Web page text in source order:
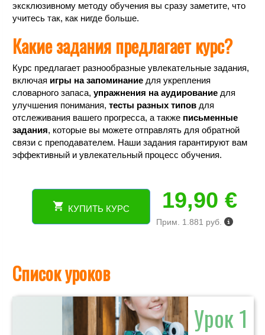
эксклюзивному методу обучения вы сразу заметите, что
учитесь так, как нигде больше.
Какие задания предлагает курс?
Курс предлагает разнообразные увлекательные задания,
включая игры на запоминание для укрепления
словарного запаса, упражнения на аудирование для
улучшения понимания, тесты разных типов для
отслеживания вашего прогресса, а также письменные
задания, которые вы можете отправлять для обратной
связи с преподавателем. Наши задания гарантируют вам
эффективный и увлекательный процесс обучения.
Количество
товара
с
персональным
тутором:
заговори
КУПИТЬ КУРС 19,90 €
Прим. 1.881 руб.
Список уроков
Урок 1